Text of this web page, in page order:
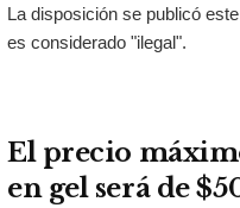
La disposición se publicó
es considerado "ilegal".
El precio
en gel será de